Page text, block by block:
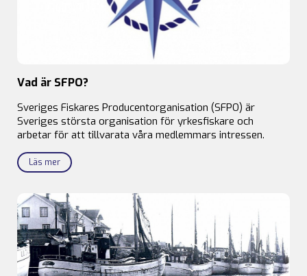
Vad är SFPO?
Sveriges Fiskares Producentorganisation (SFPO) är
Sveriges största organisation för yrkesfiskare och
arbetar för att tillvarata våra medlemmars intressen.
Läs mer